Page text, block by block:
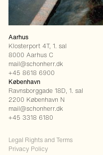
Instagram
LinkedIn
Aarhus
Klosterport 4T, 1. sal
8000 Aarhus C
mail@schonherr.dk
+45 8618 6900
København
Ravnsborggade 18D, 1. sal
2200 København N
mail@schonherr.dk
+45 3318 6180
Legal Rights and Terms
Privacy Policy